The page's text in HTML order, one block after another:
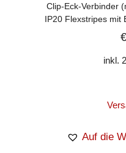
Clip-Eck-Verbinder
IP20 Flexstripes mit
inkl.
Auf die